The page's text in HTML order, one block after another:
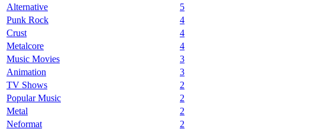
Alternative
5
Punk Rock
4
Crust
4
Metalcore
4
Music Movies
3
Animation
3
TV Shows
2
Popular Music
2
Metal
2
Neformat
2